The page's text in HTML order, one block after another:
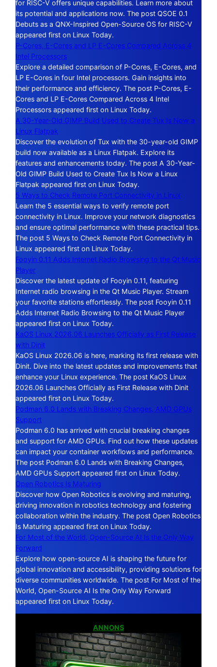
for RISC-V offers unique capabilities. Learn more about
its potential and applications now. The post QSOE 0.1
Debuts as a QNX-Inspired Open-Source OS for RISC-V
appeared first on Linux Today.
P-Cores, E-Cores and LP E-Cores Compared Across 4
Intel Processors
Explore a detailed comparison of P-Cores, E-Cores, and
LP E-Cores in four Intel processors. Gain insights into
their performance and efficiency. The post P-Cores, E-
Cores and LP E-Cores Compared Across 4 Intel
Processors appeared first on Linux Today.
A 30-Year-Old GIMP Build Used to Create Tux Is Now a
Linux Flatpak
Discover the evolution of Tux with the 30-year-old GIMP
build now available as a Linux Flatpak. Explore its
features and enhancements today. The post A 30-Year-
Old GIMP Build Used to Create Tux Is Now a Linux
Flatpak appeared first on Linux Today.
5 Ways to Check Remote Port Connectivity in Linux
Learn the 5 essential ways to verify remote port
connectivity in Linux. Improve your network diagnostics
and ensure optimal performance with these practical tips.
The post 5 Ways to Check Remote Port Connectivity in
Linux appeared first on Linux Today.
Fooyin 0.11 Adds Internet Radio Browsing to the Qt Music
Player
Discover the latest update of Fooyin 0.11, featuring
Internet radio browsing in the Qt Music Player. Stream
your favorite stations effortlessly. The post Fooyin 0.11
Adds Internet Radio Browsing to the Qt Music Player
appeared first on Linux Today.
KaOS Linux 2026.06 Launches Officially as First Release
with Dinit
KaOS Linux 2026.06 is here, marking its first release with
Dinit. Dive into the latest updates and improvements that
enhance your Linux experience. The post KaOS Linux
2026.06 Launches Officially as First Release with Dinit
appeared first on Linux Today.
Podman 6.0 Lands with Breaking Changes, AMD GPUs
Support
Podman 6.0 has arrived with crucial breaking changes
and support for AMD GPUs. Find out how these updates
can impact your container workflows and performance.
The post Podman 6.0 Lands with Breaking Changes,
AMD GPUs Support appeared first on Linux Today.
Open Robotics Is Maturing
Discover how Open Robotics is evolving and maturing,
driving innovation in robotics technology and fostering
collaboration within the industry. The post Open Robotics
Is Maturing appeared first on Linux Today.
For Most of the World, Open-Source AI Is the Only Way
Forward
Explore how open-source AI is shaping the future for
global innovation and accessibility, providing solutions for
diverse communities worldwide. The post For Most of the
World, Open-Source AI Is the Only Way Forward
appeared first on Linux Today.
ANNONS